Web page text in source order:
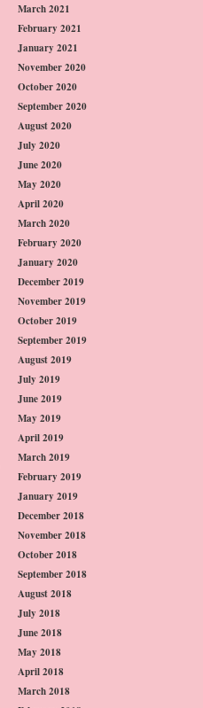
March 2021
February 2021
January 2021
November 2020
October 2020
September 2020
August 2020
July 2020
June 2020
May 2020
April 2020
March 2020
February 2020
January 2020
December 2019
November 2019
October 2019
September 2019
August 2019
July 2019
June 2019
May 2019
April 2019
March 2019
February 2019
January 2019
December 2018
November 2018
October 2018
September 2018
August 2018
July 2018
June 2018
May 2018
April 2018
March 2018